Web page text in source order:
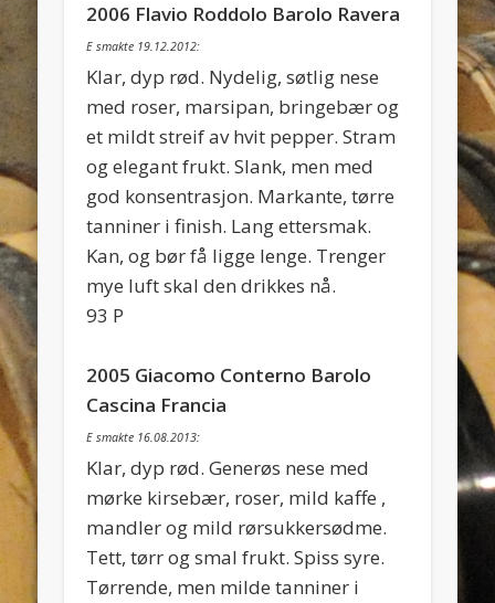
2006 Flavio Roddolo Barolo Ravera
E smakte 19.12.2012:
Klar, dyp rød. Nydelig, søtlig nese
med roser, marsipan, bringebær og
et mildt streif av hvit pepper. Stram
og elegant frukt. Slank, men med
god konsentrasjon. Markante, tørre
tanniner i finish. Lang ettersmak.
Kan, og bør få ligge lenge. Trenger
mye luft skal den drikkes nå.
93 P
2005 Giacomo Conterno Barolo
Cascina Francia
E smakte 16.08.2013:
Klar, dyp rød. Generøs nese med
mørke kirsebær, roser, mild kaffe ,
mandler og mild rørsukkersødme.
Tett, tørr og smal frukt. Spiss syre.
Tørrende, men milde tanniner i